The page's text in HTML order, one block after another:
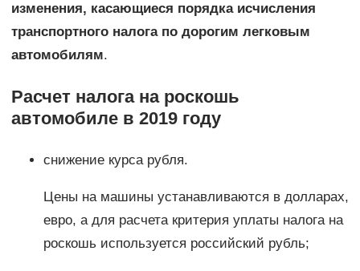
изменения, касающиеся порядка исчисления
транспортного налога по дорогим легковым
автомобилям.
Расчет налога на роскошь
автомобиле в 2019 году
снижение курса рубля.
Цены на машины устанавливаются в долларах,
евро, а для расчета критерия уплаты налога на
роскошь используется российский рубль;